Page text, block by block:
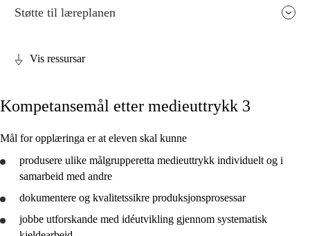
Kjerneelement
Tverrfaglege tema
Grunnleggjande ferdigheiter
Støtte til læreplanen
Vis ressursar
Kompetansemål etter medieuttrykk 3
Mål for opplæringa er at eleven skal kunne
produsere ulike målgrupperetta medieuttrykk individuelt og i
samarbeid med andre
dokumentere og kvalitetssikre produksjonsprosessar
jobbe utforskande med idéutvikling gjennom systematisk